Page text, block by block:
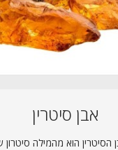
אבן סיטרין
הוא מהמילה סיטרון